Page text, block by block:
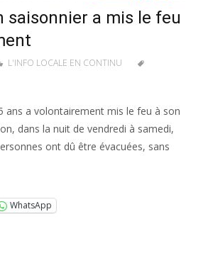
saisonnier a mis le feu
L'INFO LOCALE EN CONTINU
ans a volontairement mis le feu à son
dans la nuit de vendredi à samedi,
ont dû être évacuées, sans
WhatsApp